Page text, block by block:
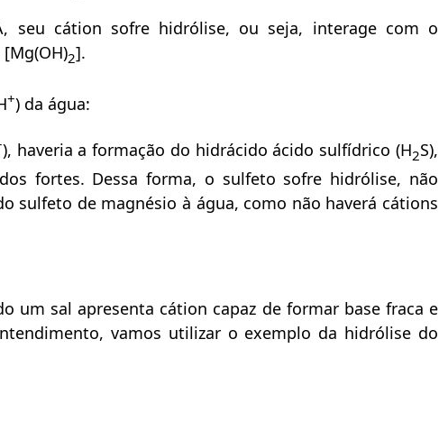
seu cátion sofre hidrólise, ou seja, interage com o
2].
+) da água:
), haveria a formação do hidrácido ácido sulfídrico (H2S),
fortes. Dessa forma, o sulfeto sofre hidrólise, não
sulfeto de magnésio à água, como não haverá cátions
um sal apresenta cátion capaz de formar base fraca e
vamos utilizar o exemplo da hidrólise do